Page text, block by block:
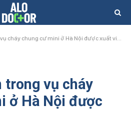
cháy chung cư mini ở Hà Nội được xuất viện
trong vụ cháy
ở Hà Nội được